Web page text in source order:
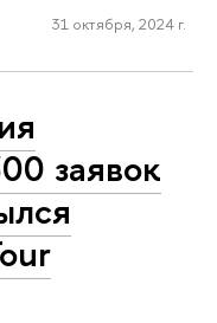
31 октября, 2024 г.
заявок